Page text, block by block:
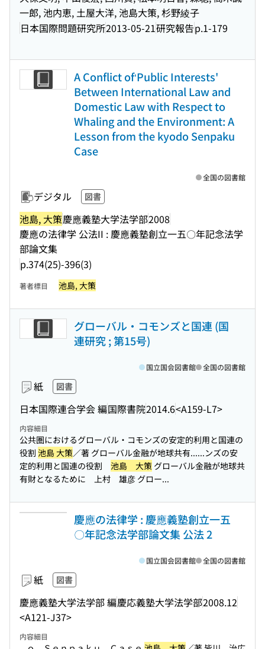
一郎, 池内恵, 土屋大洋, 池島大策, 杉野綾子
日本国際問題研究所2013-05-21研究報告p.1-179
A Conflict of‘Public Interests'
Between International Law and
Domestic Law with Respect to
Whaling and the Environment: A
Lesson from the kyodo Senpaku
Case
デジタル 図書
池島, 大策慶應義塾大学法学部2008
慶應の法律学 公法II : 慶應義塾創立一五〇年記念法学
部論文集
p.374(25)-396(3)
全国の図書館
著者標目 池島, 大策
グローバル・コモンズと国連 (国
連研究 ; 第15号)
紙 図書
日本国際連合学会 編国際書院2014.6<A159-L7>
国立国会図書館 全国の図書館
内容細目
公共圏におけるグローバル・コモンズの安定的利用と国連の
役割 池島 大策／著 グローバル金融が地球共有......ンズの安
定的利用と国連の役割 池島 大策 グローバル金融が地球共
有財となるために 上村 雄彦 グロー...
慶應の法律学 : 慶應義塾創立一五
〇年記念法学部論文集 公法 2
紙 図書
慶應義塾大学法学部 編慶応義塾大学法学部2008.12
<A121-J37>
国立国会図書館 全国の図書館
内容細目